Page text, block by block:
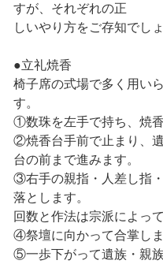
すが、それぞれの正
しいやり方をご存知でし
●立礼焼香
椅子席の式場で多く用い
す。
①数珠を左手で持ち、焼香
②焼香台手前で止まり、
台の前まで進みます。
③右手の親指・人差し指
落とします。
回数と作法は宗派によっ
④祭壇に向かって合掌しま
⑤一歩下がって遺族・親